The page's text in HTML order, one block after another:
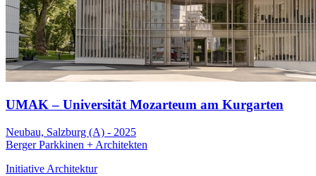
UMAK – Universität Mozarteum am Kurgarten
Neubau, Salzburg (A) - 2025
Berger Parkkinen + Architekten
Initiative Architektur